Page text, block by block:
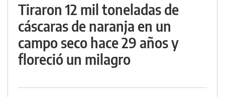
Tiraron 12 mil toneladas de
cáscaras de naranja en un
campo seco hace 29 años y
floreció un milagro